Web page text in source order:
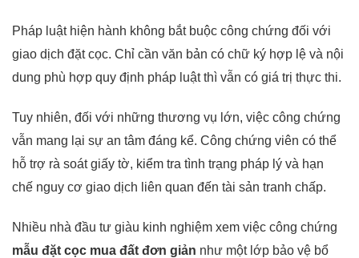
Pháp luật hiện hành không bắt buộc công chứng đối với
giao dịch đặt cọc. Chỉ cần văn bản có chữ ký hợp lệ và nội
dung phù hợp quy định pháp luật thì vẫn có giá trị thực thi.
Tuy nhiên, đối với những thương vụ lớn, việc công chứng
vẫn mang lại sự an tâm đáng kể. Công chứng viên có thể
hỗ trợ rà soát giấy tờ, kiểm tra tình trạng pháp lý và hạn
chế nguy cơ giao dịch liên quan đến tài sản tranh chấp.
Nhiều nhà đầu tư giàu kinh nghiệm xem việc công chứng
mẫu đặt cọc mua đất đơn giản như một lớp bảo vệ bổ